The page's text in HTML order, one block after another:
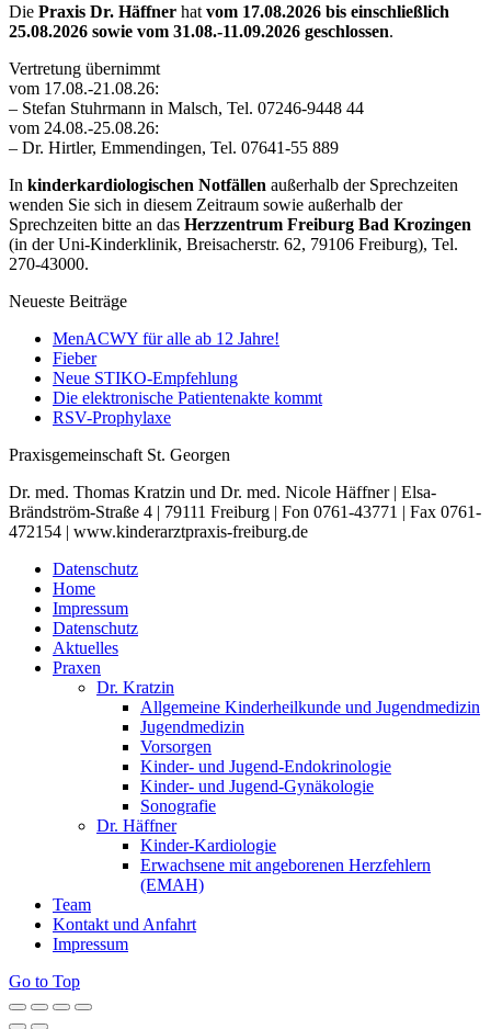
Die Praxis Dr. Häffner hat vom 17.08.2026 bis einschließlich
25.08.2026 sowie vom 31.08.-11.09.2026 geschlossen.
Vertretung übernimmt
vom 17.08.-21.08.26:
– Stefan Stuhrmann in Malsch, Tel. 07246-9448 44
vom 24.08.-25.08.26:
– Dr. Hirtler, Emmendingen, Tel. 07641-55 889
In kinderkardiologischen Notfällen außerhalb der Sprechzeiten
wenden Sie sich in diesem Zeitraum sowie außerhalb der
Sprechzeiten bitte an das Herzzentrum Freiburg Bad Krozingen
(in der Uni-Kinderklinik, Breisacherstr. 62, 79106 Freiburg), Tel.
270-43000.
Neueste Beiträge
MenACWY für alle ab 12 Jahre!
Fieber
Neue STIKO-Empfehlung
Die elektronische Patientenakte kommt
RSV-Prophylaxe
Praxisgemeinschaft St. Georgen
Dr. med. Thomas Kratzin und Dr. med. Nicole Häffner | Elsa-
Brändström-Straße 4 | 79111 Freiburg | Fon 0761-43771 | Fax 0761-
472154 | www.kinderarztpraxis-freiburg.de
Datenschutz
Home
Impressum
Datenschutz
Aktuelles
Praxen
Dr. Kratzin
Allgemeine Kinderheilkunde und Jugendmedizin
Jugendmedizin
Vorsorgen
Kinder- und Jugend-Endokrinologie
Kinder- und Jugend-Gynäkologie
Sonografie
Dr. Häffner
Kinder-Kardiologie
Erwachsene mit angeborenen Herzfehlern
(EMAH)
Team
Kontakt und Anfahrt
Impressum
Go to Top